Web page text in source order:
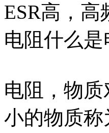
ESR高，高
电阻什么是
电阻，物
小的物质